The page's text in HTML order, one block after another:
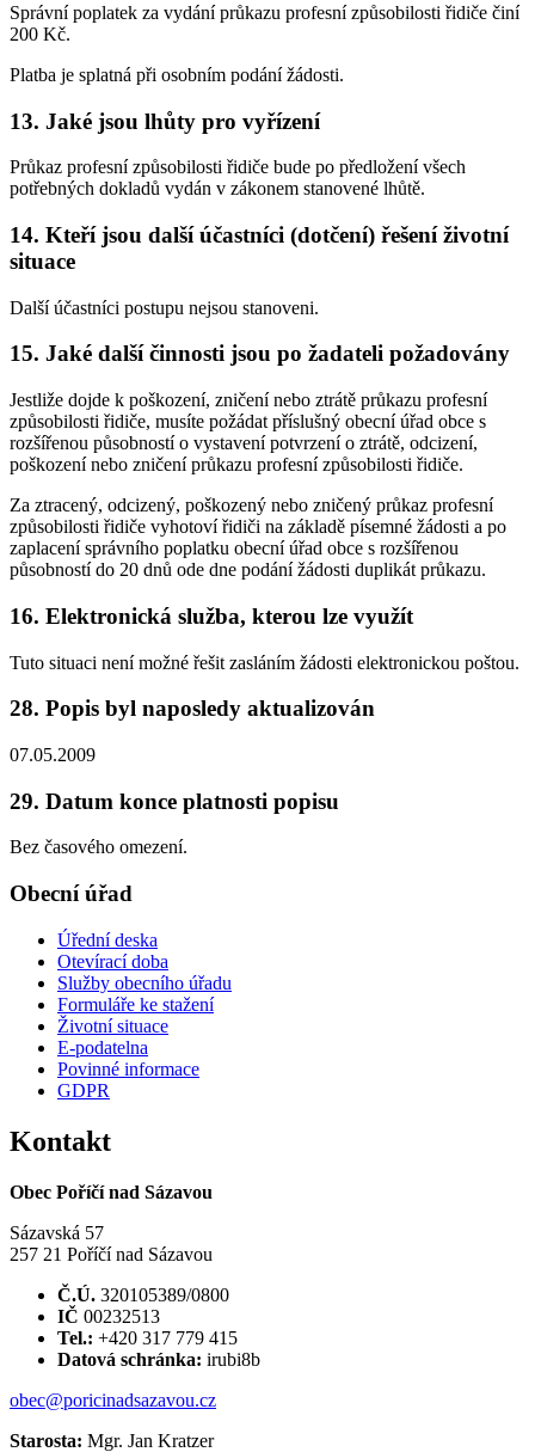
Správní poplatek za vydání průkazu profesní způsobilosti řidiče činí
200 Kč.
Platba je splatná při osobním podání žádosti.
13. Jaké jsou lhůty pro vyřízení
Průkaz profesní způsobilosti řidiče bude po předložení všech
potřebných dokladů vydán v zákonem stanovené lhůtě.
14. Kteří jsou další účastníci (dotčení) řešení životní
situace
Další účastníci postupu nejsou stanoveni.
15. Jaké další činnosti jsou po žadateli požadovány
Jestliže dojde k poškození, zničení nebo ztrátě průkazu profesní
způsobilosti řidiče, musíte požádat příslušný obecní úřad obce s
rozšířenou působností o vystavení potvrzení o ztrátě, odcizení,
poškození nebo zničení průkazu profesní způsobilosti řidiče.
Za ztracený, odcizený, poškozený nebo zničený průkaz profesní
způsobilosti řidiče vyhotoví řidiči na základě písemné žádosti a po
zaplacení správního poplatku obecní úřad obce s rozšířenou
působností do 20 dnů ode dne podání žádosti duplikát průkazu.
16. Elektronická služba, kterou lze využít
Tuto situaci není možné řešit zasláním žádosti elektronickou poštou.
28. Popis byl naposledy aktualizován
07.05.2009
29. Datum konce platnosti popisu
Bez časového omezení.
Obecní úřad
Úřední deska
Otevírací doba
Služby obecního úřadu
Formuláře ke stažení
Životní situace
E-podatelna
Povinné informace
GDPR
Kontakt
Obec Poříčí nad Sázavou
Sázavská 57
257 21 Poříčí nad Sázavou
Č.Ú. 320105389/0800
IČ 00232513
Tel.: +420 317 779 415
Datová schránka: irubi8b
obec@poricinadsazavou.cz
Starosta: Mgr. Jan Kratzer